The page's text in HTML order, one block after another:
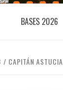
BASES 2026
CAPITÁN ASTUCIA